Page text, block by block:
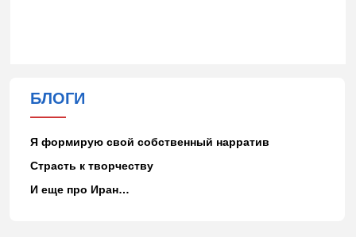
БЛОГИ
Я формирую свой собственный нарратив
Страсть к творчеству
И еще про Иран…